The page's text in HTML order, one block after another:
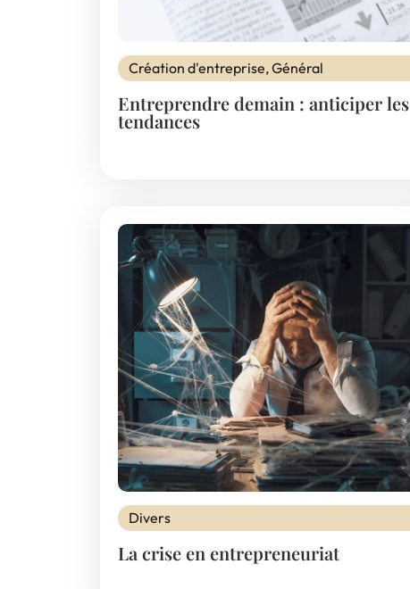
Création d'entreprise,Général
Entreprendre demain : anticiper les
tendances
Divers
La crise en entrepreneuriat